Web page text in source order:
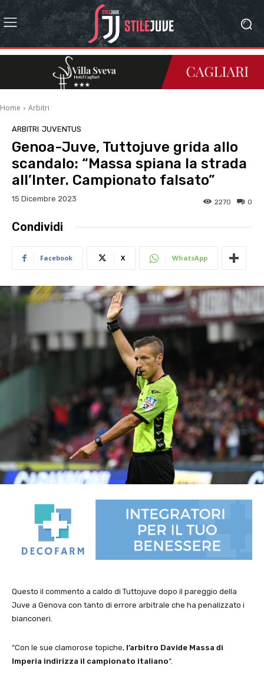
Home Arbitri
ARBITRI JUVENTUS
Genoa-Juve, Tuttojuve grida allo
scandalo: “Massa spiana la strada
all’Inter. Campionato falsato”
15 Dicembre 2023 0
2270
Condividi
Facebook X WhatsApp
Questo il commento a caldo di Tuttojuve dopo il pareggio della
Juve a Genova con tanto di errore arbitrale che ha penalizzato i
bianconeri.
“Con le sue clamorose topiche, l’arbitro Davide Massa di
Imperia indirizza il campionato italiano“.